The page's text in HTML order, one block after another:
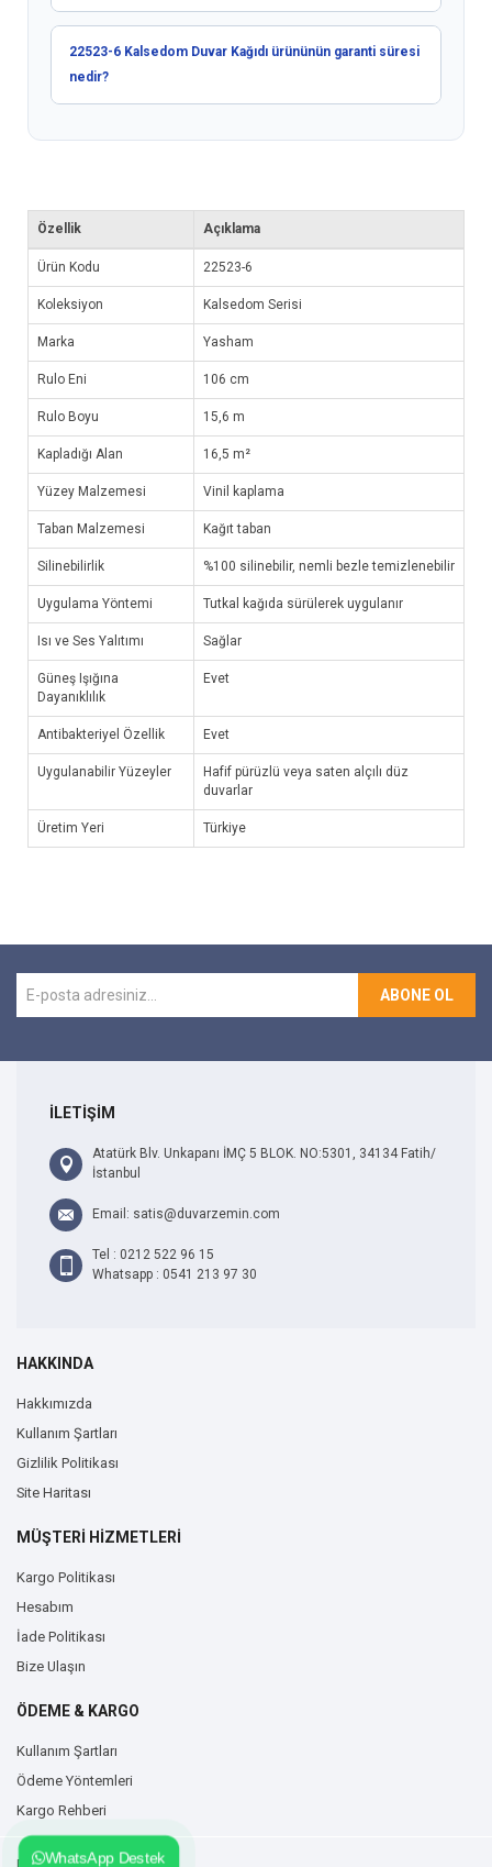
22523-6 Kalsedom Duvar Kağıdı ürününün garanti süresi
nedir?
Özellik Açıklama
Ürün Kodu 22523-6
Koleksiyon Kalsedom Serisi
Marka Yasham
Rulo Eni 106 cm
Rulo Boyu 15,6 m
Kapladığı Alan 16,5 m²
Yüzey Malzemesi Vinil kaplama
Taban Malzemesi Kağıt taban
Silinebilirlik %100 silinebilir, nemli bezle temizlenebilir
Uygulama Yöntemi Tutkal kağıda sürülerek uygulanır
Isı ve Ses Yalıtımı Sağlar
Güneş Işığına
Dayanıklılık
Evet
Antibakteriyel Özellik Evet
Uygulanabilir Yüzeyler
Hafif pürüzlü veya saten alçılı düz
duvarlar
Üretim Yeri Türkiye
ABONE OL
İLETİŞİM
Atatürk Blv. Unkapanı İMÇ 5 BLOK. NO:5301, 34134 Fatih/
İstanbul
Email: satis@duvarzemin.com
Tel : 0212 522 96 15
Whatsapp : 0541 213 97 30
HAKKINDA
Hakkımızda
Kullanım Şartları
Gizlilik Politikası
Site Haritası
MÜŞTERİ HİZMETLERİ
Kargo Politikası
Hesabım
İade Politikası
Bize Ulaşın
ÖDEME & KARGO
Kullanım Şartları
Ödeme Yöntemleri
Kargo Rehberi
WhatsApp Destek